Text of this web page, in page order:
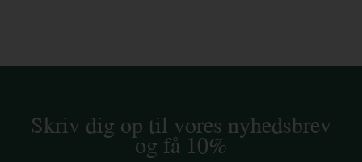
Skriv dig op til vores nyhedsbrev
og få 10%